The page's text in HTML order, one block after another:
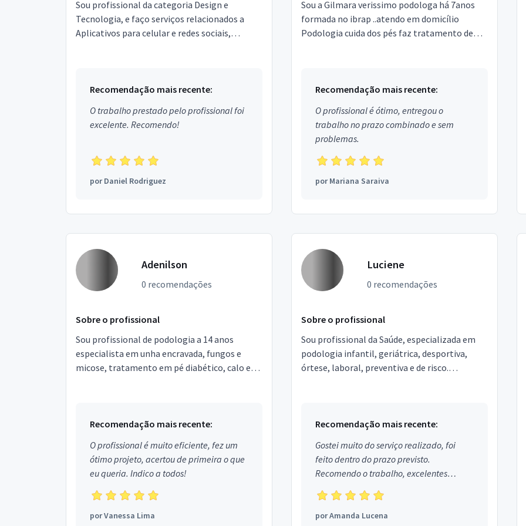
Sou profissional da categoria Design e
Tecnologia, e faço serviços relacionados a
Aplicativos para celular e redes sociais,
Recomendação mais recente:
O trabalho prestado pelo profissional foi
excelente. Recomendo!
porDaniel Rodriguez
Sou a Gilmara verissimo podologa há 7anos
formada no ibrap ..atendo em domicílio
Podologia cuida dos pés faz tratamento de
Recomendação mais recente:
O profissional é ótimo, entregou o
trabalho no prazo combinado e sem
problemas.
porMariana Saraiva
Adenilson
0 recomendações
Sobre o profissional
Sou profissional de podologia a 14 anos
especialista em unha encravada, fungos e
micose, tratamento em pé diabético, calo e
Recomendação mais recente:
O profissional é muito eficiente, fez um
ótimo projeto, acertou de primeira o que
eu queria. Indico a todos!
porVanessa Lima
Luciene
0 recomendações
Sobre o profissional
Sou profissional da Saúde, especializada em
podologia infantil, geriátrica, desportiva,
órtese, laboral, preventiva e de risco.
Recomendação mais recente:
Gostei muito do serviço realizado, foi
feito dentro do prazo previsto.
Recomendo o trabalho, excelentes
profissionais.
porAmanda Lucena